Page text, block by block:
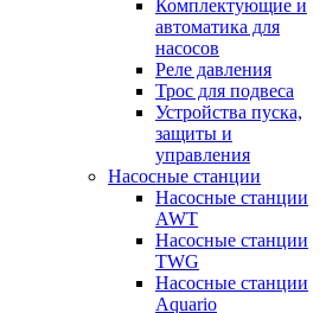
Комплектующие и
автоматика для
насосов
Реле давления
Трос для подвеса
Устройства пуска,
защиты и
управления
Насосные станции
Насосные станции
AWT
Насосные станции
TWG
Насосные станции
Aquario